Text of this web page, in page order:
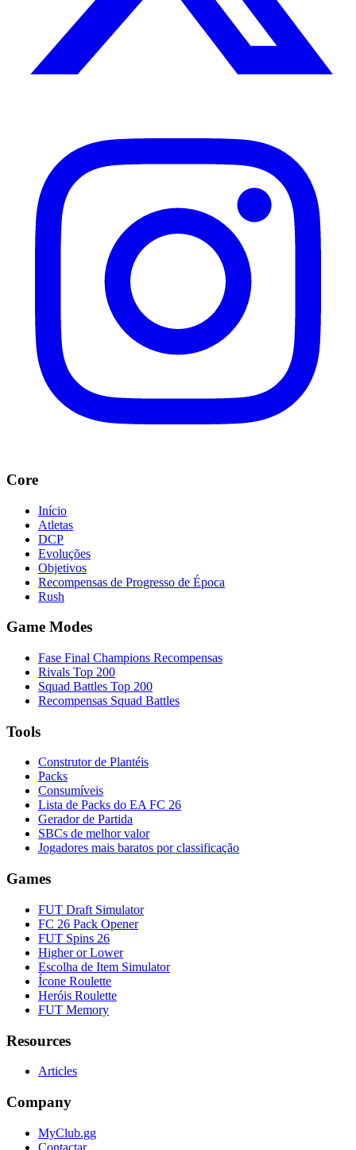
Core
Início
Atletas
DCP
Evoluções
Objetivos
Recompensas de Progresso de Época
Rush
Game Modes
Fase Final Champions Recompensas
Rivals Top 200
Squad Battles Top 200
Recompensas Squad Battles
Tools
Construtor de Plantéis
Packs
Consumíveis
Lista de Packs do EA FC 26
Gerador de Partida
SBCs de melhor valor
Jogadores mais baratos por classificação
Games
FUT Draft Simulator
FC 26 Pack Opener
FUT Spins 26
Higher or Lower
Escolha de Item Simulator
Ícone Roulette
Heróis Roulette
FUT Memory
Resources
Articles
Company
MyClub.gg
Contactar